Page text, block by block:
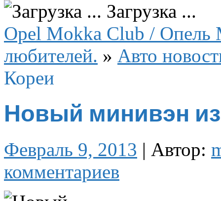
Загрузка ...
Opel Mokka Club / Опель
любителей. » Авто
Кореи
Новый минивэн
Февраль 9, 2013 | Автор:
комментариев